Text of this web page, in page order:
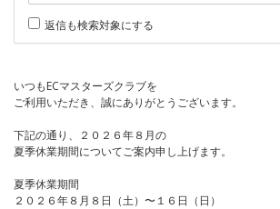
返信も検索対象にする
いつもECマスターズクラブを
ご利用いただき、誠にありがとうございます。
下記の通り、２０２６年８月の
夏季休業期間についてご案内申し上げます。
夏季休業期間
２０２６年８月８日（土）〜１６日（日）